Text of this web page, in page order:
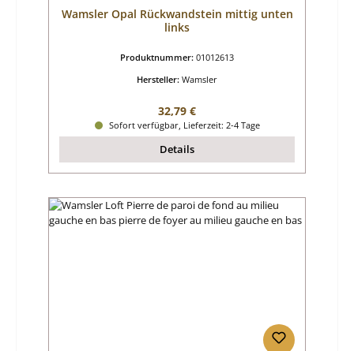
Wamsler Opal Rückwandstein mittig unten
links
Produktnummer: 01012613
Hersteller: Wamsler
Regulärer Preis:
32,79 €
Sofort verfügbar, Lieferzeit: 2-4 Tage
Details